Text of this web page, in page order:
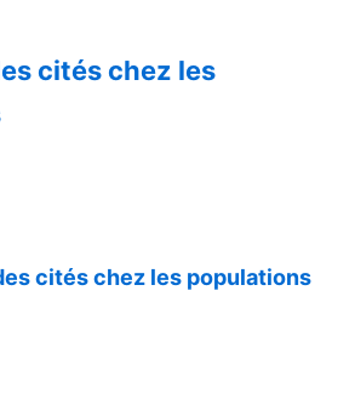
cités chez les
cités chez les populations